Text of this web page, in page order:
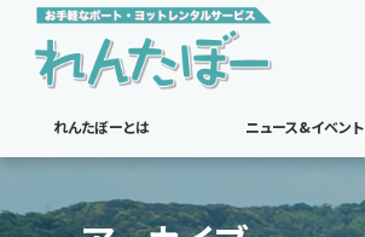
れんたぼーとは ニュース&イベント